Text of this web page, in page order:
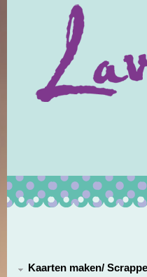
Kaarten maken/